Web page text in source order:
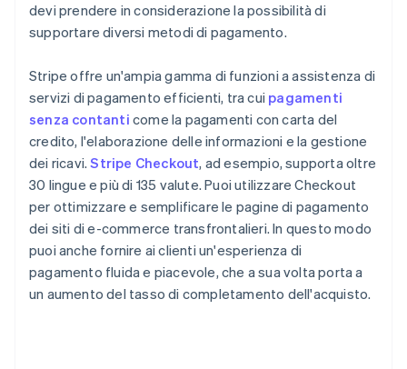
devi prendere in considerazione la possibilità di
supportare diversi metodi di pagamento.
Stripe offre un'ampia gamma di funzioni a assistenza di
servizi di pagamento efficienti, tra cui pagamenti
senza contanti come la pagamenti con carta del
credito, l'elaborazione delle informazioni e la gestione
dei ricavi.Stripe Checkout, ad esempio, supporta oltre
30 lingue e più di 135 valute. Puoi utilizzare Checkout
per ottimizzare e semplificare le pagine di pagamento
dei siti di e-commerce transfrontalieri. In questo modo
puoi anche fornire ai clienti un'esperienza di
pagamento fluida e piacevole, che a sua volta porta a
un aumento del tasso di completamento dell'acquisto.